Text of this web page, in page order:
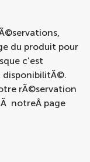
du produit pour
c'est
disponibilitÃ©.
rÃ©servation
Ã notreÂ page